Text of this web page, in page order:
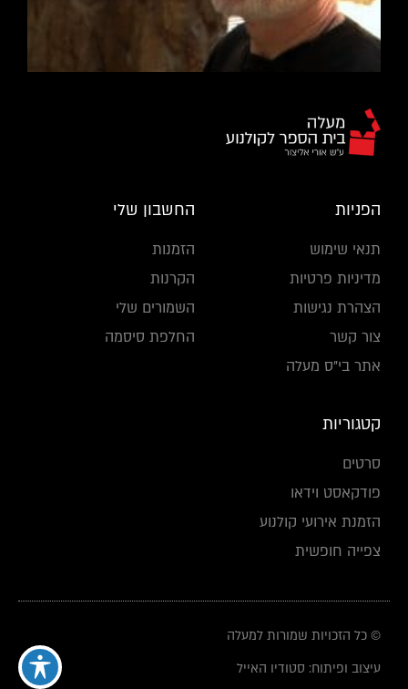
הפניות
תנאי שימוש
מדיניות פרטיות
הצהרת נגישות
צור קשר
אתר בי"ס מעלה
החשבון שלי
הזמנות
הקרנות
השמורים שלי
החלפת סיסמה
קטגוריות
סרטים
פודקאסט וידאו
הזמנת אירועי קולנוע
צפייה חופשית
© כל הזכויות שמורות למעלה
עיצוב ופיתוח: סטודיו האייל